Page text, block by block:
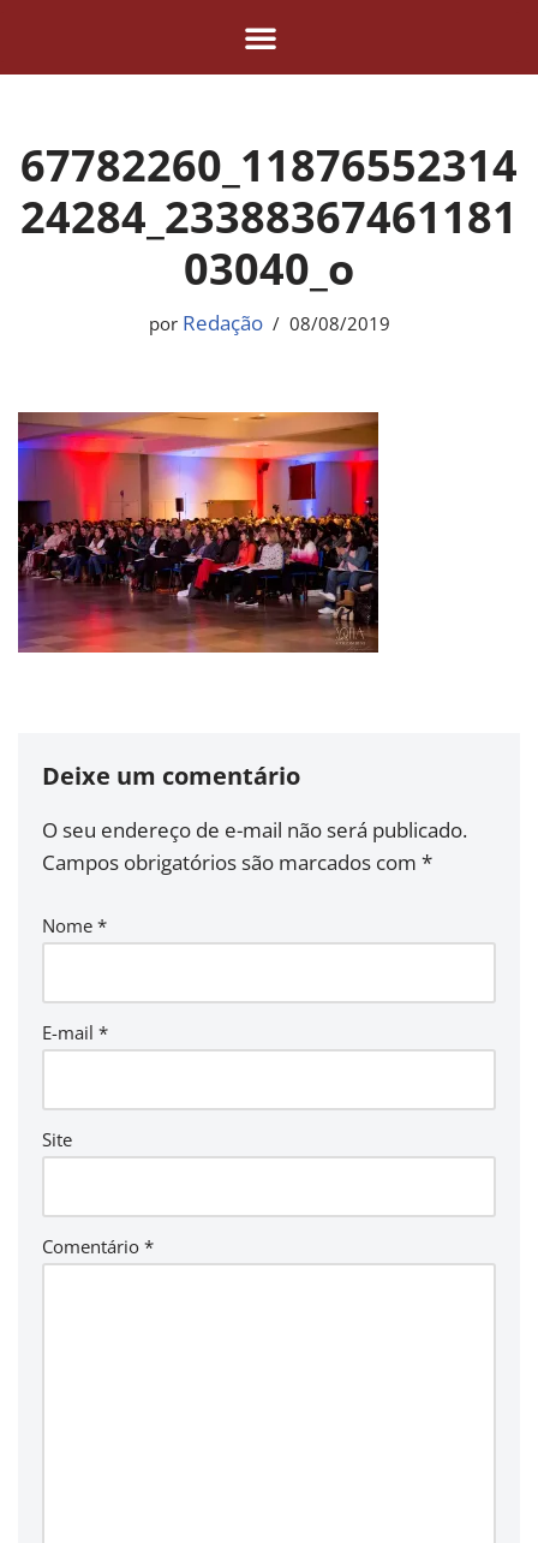
conteúdo
67782260_11876552314
24284_23388367461181
03040_o
por Redação 08/08/2019
Deixe um comentário
O seu endereço de e-mail não será publicado.
Campos obrigatórios são marcados com *
Nome *
E-mail *
Site
Comentário *